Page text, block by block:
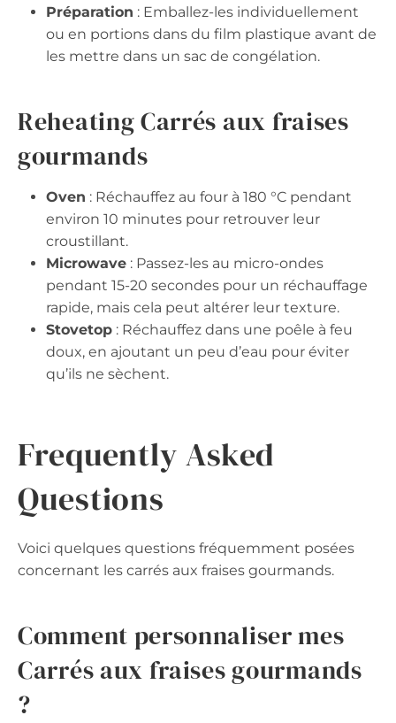
Préparation : Emballez-les individuellement
ou en portions dans du film plastique avant de
les mettre dans un sac de congélation.
Reheating Carrés aux fraises
gourmands
Oven : Réchauffez au four à 180 °C pendant
environ 10 minutes pour retrouver leur
croustillant.
Microwave : Passez-les au micro-ondes
pendant 15-20 secondes pour un réchauffage
rapide, mais cela peut altérer leur texture.
Stovetop : Réchauffez dans une poêle à feu
doux, en ajoutant un peu d’eau pour éviter
qu’ils ne sèchent.
Frequently Asked
Questions
Voici quelques questions fréquemment posées
concernant les carrés aux fraises gourmands.
Comment personnaliser mes
Carrés aux fraises gourmands
?